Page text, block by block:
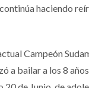
haciendo
Campeón
a bailar a los 8